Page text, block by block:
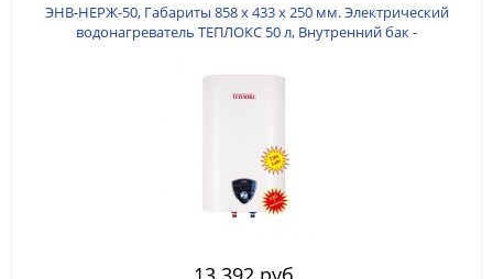
ЭНВ-НЕРЖ-50, Габариты 858 х 433 х 250 мм. Электрический
водонагреватель ТЕПЛОКС 50 л, Внутренний бак -